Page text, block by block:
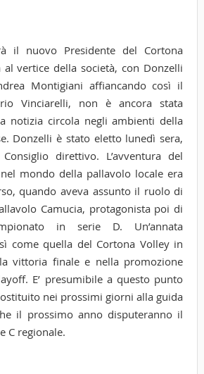
il nuovo Presidente del Cortona
al vertice della società, con Donzelli
Montigiani affiancando così il
Vinciarelli, non è ancora stata
notizia circola negli ambienti della
Donzelli è stato eletto lunedì sera,
direttivo. L’avventura del
mondo della pallavolo locale era
quando aveva assunto il ruolo di
Camucia, protagonista poi di
in serie D. Un’annata
come quella del Cortona Volley in
vittoria finale e nella promozione
E’ presumibile a questo punto
nei prossimi giorni alla guida
il prossimo anno disputeranno il
C regionale.